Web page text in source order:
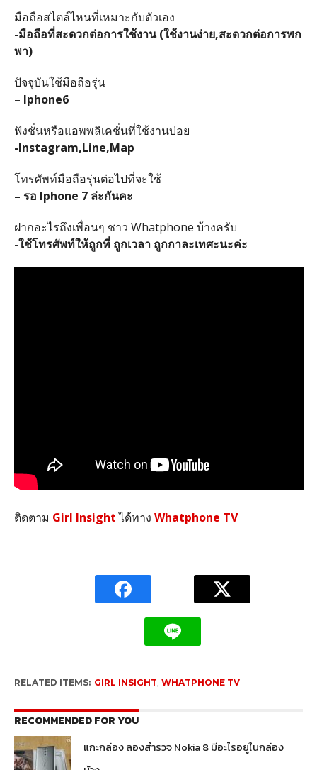
มือถือสไตล์ไหนที่เหมาะกับตัวเอง
-มือถือที่สะดวกต่อการใช้งาน (ใช้งานง่าย,สะดวกต่อการพก
พา)
ปัจจุบันใช้มือถือรุ่น
– Iphone6
ฟังชั่นหรือแอพพลิเคชั่นที่ใช้งานบ่อย
-Instagram,Line,Map
โทรศัพท์มือถือรุ่นต่อไปที่จะใช้
– รอ Iphone 7 ล่ะกันคะ
ฝากอะไรถึงเพื่อนๆ ชาว Whatphone บ้างครับ
-ใช้โทรศัพท์ให้ถูกที่ ถูกเวลา ถูกกาละเทศะนะค่ะ
ติดตาม Girl Insightได้ทาง Whatphone TV
RELATED ITEMS: GIRL INSIGHT WHATPHONE TV
RECOMMENDED FOR YOU
แกะกล่อง ลองสำรวจ Nokia 8 มีอะไรอยู่ในกล่อง